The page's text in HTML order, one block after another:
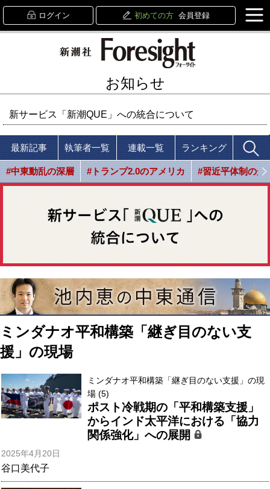
ログイン 初めての方 会員登録
お知らせ
新サービス「新潮QUE」への統合について
最新記事 執筆者一覧 連載一覧 ランキング
#中東動乱の深層 #トランプ2.0のアメリカ #習近平体制の光
ミンダナオ平和構築「継ぎ目のない支
援」の現場
ミンダナオ平和構築「継ぎ目のない支援」の現
場 (5)
ポスト冷戦期の「平和構築支援」
からインド太平洋における「協力
関係強化」への展開
2025年4月20日
谷口美代子